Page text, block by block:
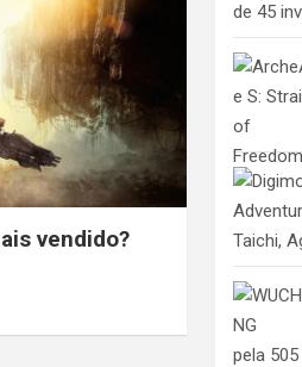
referência na proteção aos
vendido?
de 45
Taichi,
pela